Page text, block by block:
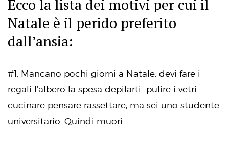
Ecco la lista dei motivi per cui il
Natale è il perido preferito
dall’ansia:
#1. Mancano pochi giorni a Natale, devi fare i
regali l’albero la spesa depilarti pulire i vetri
cucinare pensare rassettare, ma sei uno studente
universitario. Quindi muori.